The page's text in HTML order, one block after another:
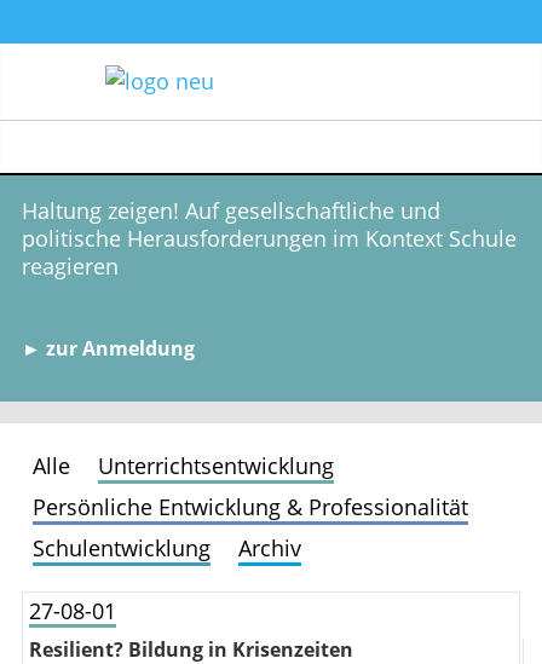
Haltung zeigen! Auf gesellschaftliche und
politische Herausforderungen im Kontext Schule
reagieren
► zur Anmeldung
Alle
Unterrichtsentwicklung
Persönliche Entwicklung & Professionalität
Schulentwicklung
Archiv
27-08-01
Resilient? Bildung in Krisenzeiten